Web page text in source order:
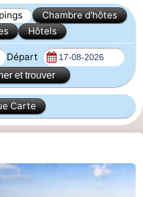
Chambre d'hôtes
Hôtels
Départ
et trouver
Carte